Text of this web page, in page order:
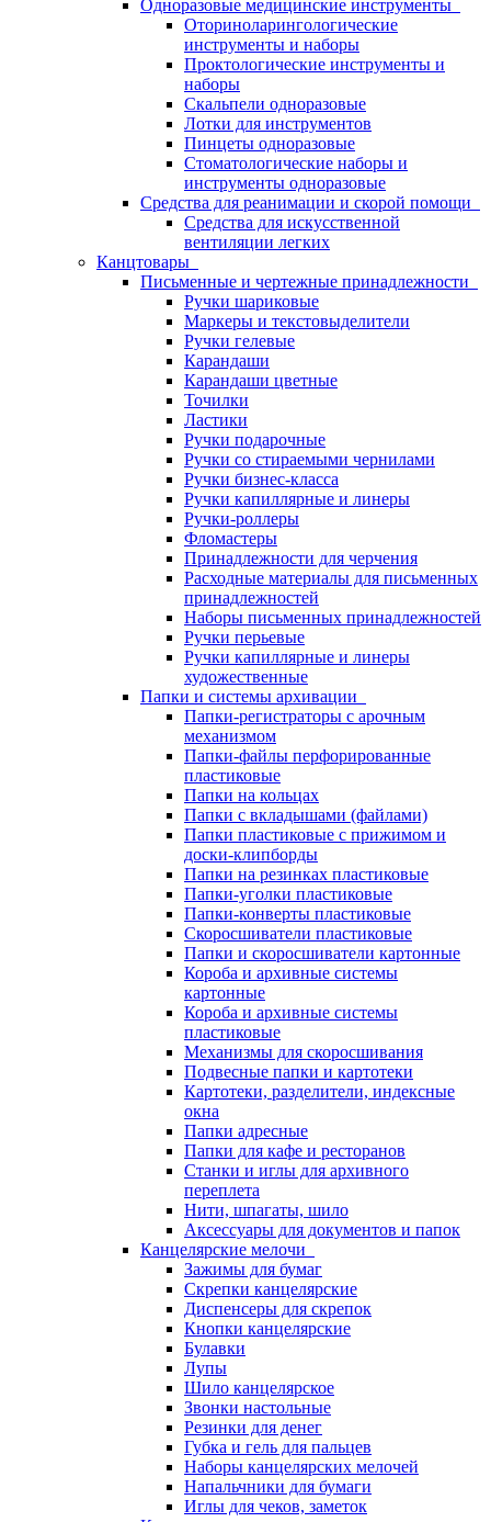
Одноразовые медицинские инструменты
Оториноларингологические
инструменты и наборы
Проктологические инструменты и
наборы
Скальпели одноразовые
Лотки для инструментов
Пинцеты одноразовые
Стоматологические наборы и
инструменты одноразовые
Средства для реанимации и скорой помощи
Средства для искусственной
вентиляции легких
Канцтовары
Письменные и чертежные принадлежности
Ручки шариковые
Маркеры и текстовыделители
Ручки гелевые
Карандаши
Карандаши цветные
Точилки
Ластики
Ручки подарочные
Ручки со стираемыми чернилами
Ручки бизнес-класса
Ручки капиллярные и линеры
Ручки-роллеры
Фломастеры
Принадлежности для черчения
Расходные материалы для письменных
принадлежностей
Наборы письменных принадлежностей
Ручки перьевые
Ручки капиллярные и линеры
художественные
Папки и системы архивации
Папки-регистраторы с арочным
механизмом
Папки-файлы перфорированные
пластиковые
Папки на кольцах
Папки с вкладышами (файлами)
Папки пластиковые с прижимом и
доски-клипборды
Папки на резинках пластиковые
Папки-уголки пластиковые
Папки-конверты пластиковые
Скоросшиватели пластиковые
Папки и скоросшиватели картонные
Короба и архивные системы
картонные
Короба и архивные системы
пластиковые
Механизмы для скоросшивания
Подвесные папки и картотеки
Картотеки, разделители, индексные
окна
Папки адресные
Папки для кафе и ресторанов
Станки и иглы для архивного
переплета
Нити, шпагаты, шило
Аксессуары для документов и папок
Канцелярские мелочи
Зажимы для бумаг
Скрепки канцелярские
Диспенсеры для скрепок
Кнопки канцелярские
Булавки
Лупы
Шило канцелярское
Звонки настольные
Резинки для денег
Губка и гель для пальцев
Наборы канцелярских мелочей
Напальчники для бумаги
Иглы для чеков, заметок